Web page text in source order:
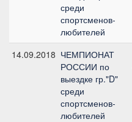
среди
спортсменов-
любителей
14.09.2018 ЧЕМПИОНАТ
РОССИИ по
выездке гр."D"
среди
спортсменов-
любителей